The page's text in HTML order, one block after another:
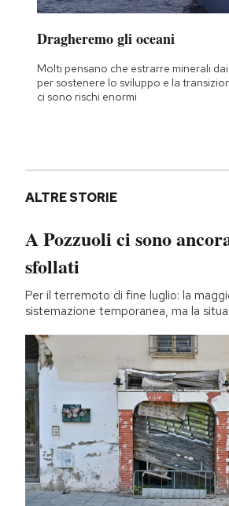
Dragheremo gli oceani
Molti pensano che estrarre minerali
per sostenere lo sviluppo e la
ci sono rischi enormi
ALTRE STORIE
A Pozzuoli ci sono
sfollati
Per il terremoto di fine luglio: la
sistemazione temporanea, ma la